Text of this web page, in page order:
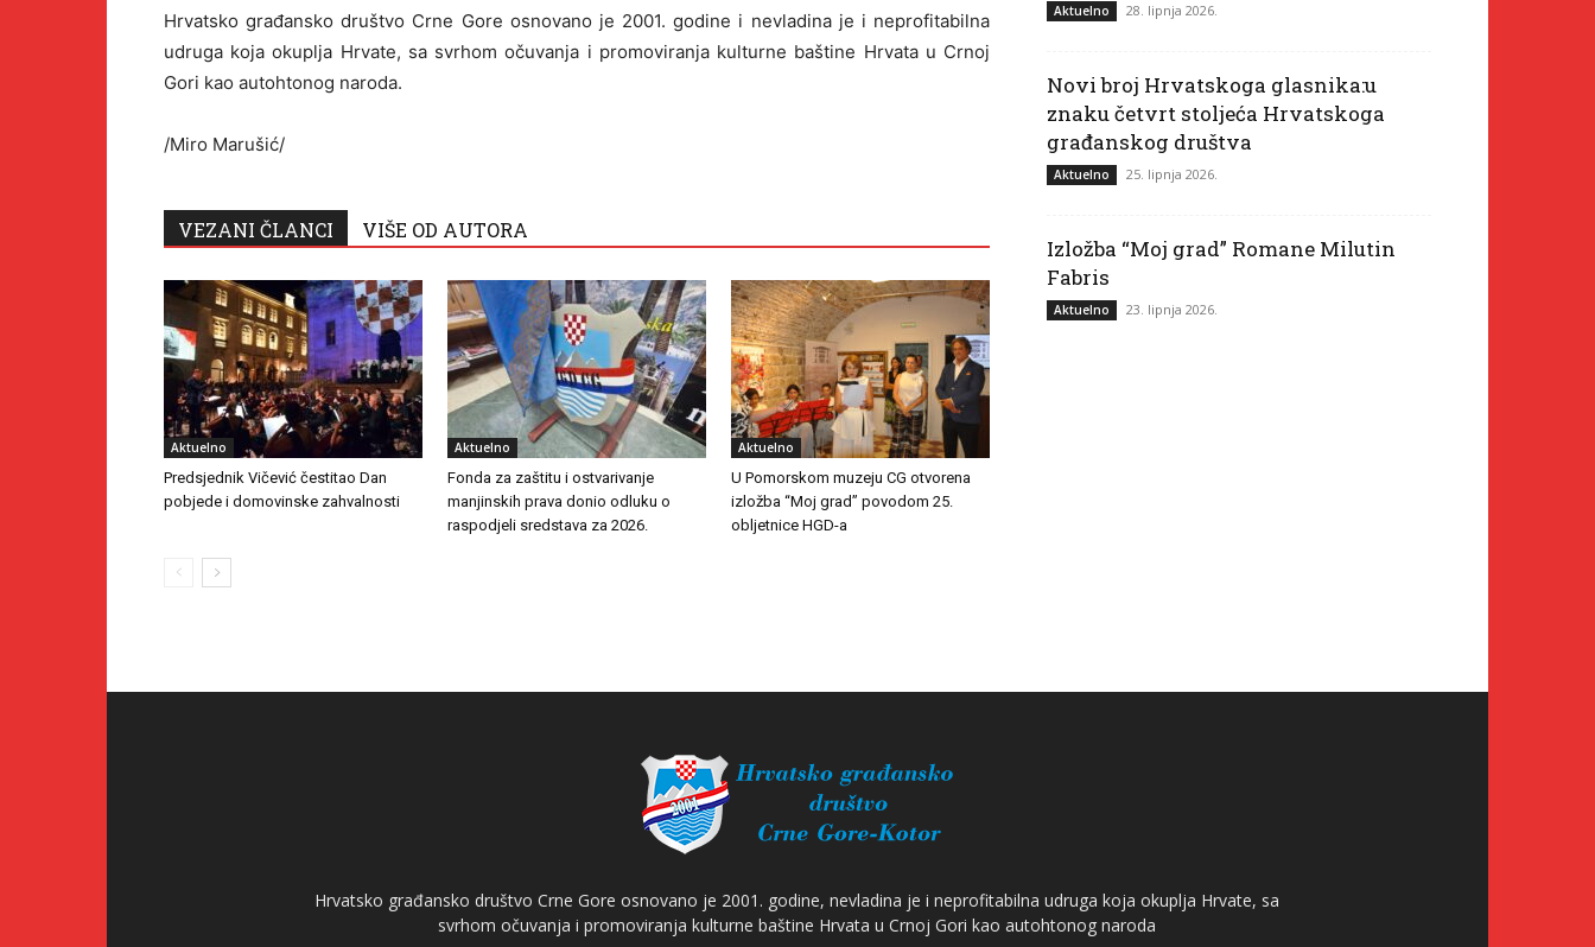
Hrvatsko građansko društvo Crne Gore osnovano je 2001. godine i nevladina je i neprofitabilna
udruga koja okuplja Hrvate, sa svrhom očuvanja i promoviranja kulturne baštine Hrvata u Crnoj
Gori kao autohtonog naroda.
/Miro Marušić/
VEZANI ČLANCI VIŠE OD AUTORA
Aktuelno
Predsjednik Vičević čestitao Dan
pobjede i domovinske zahvalnosti
Aktuelno
Fonda za zaštitu i ostvarivanje
manjinskih prava donio odluku o
raspodjeli sredstava za 2026.
Aktuelno
U Pomorskom muzeju CG otvorena
izložba “Moj grad” povodom 25.
obljetnice HGD-a
Aktuelno 28. lipnja 2026.
Novi broj Hrvatskoga glasnika:u
znaku četvrt stoljeća Hrvatskoga
građanskog društva
Aktuelno 25. lipnja 2026.
Izložba “Moj grad” Romane Milutin
Fabris
Aktuelno 23. lipnja 2026.
Hrvatsko građansko društvo Crne Gore osnovano je 2001. godine, nevladina je i neprofitabilna udruga koja okuplja Hrvate, sa
svrhom očuvanja i promoviranja kulturne baštine Hrvata u Crnoj Gori kao autohtonog naroda